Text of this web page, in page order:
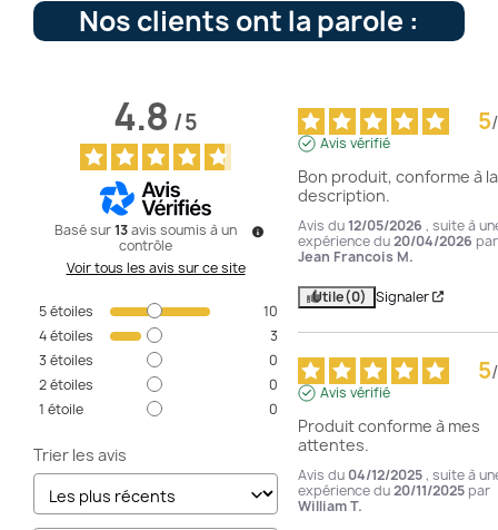
Nos clients ont la parole :
4.8/5
Basé sur13avis soumis à un
contrôle
Voir tous les avis sur ce site
5étoiles
10
4étoiles
3
3 étoiles
0
2étoiles
0
1 étoile 0
Trier les avis
5/
Avis vérifié
Bon produit, conforme à la
description.
Avis du12/05/2026 , suite à
expérience du20/04/2026 par
Jean Francois M.
Utile(0) Signaler
5/
Avis vérifié
Produit conforme à mes
attentes.
Avis du 04/12/2025, suite à
expérience du20/11/2025 par
William T.